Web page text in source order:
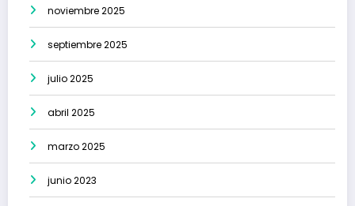
noviembre 2025
septiembre 2025
julio 2025
abril 2025
marzo 2025
junio 2023